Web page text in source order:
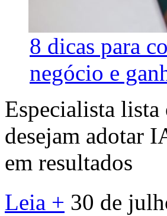
8 dicas para
negócio e
Especialista lista
desejam adotar
em resultados
Leia + 30 de